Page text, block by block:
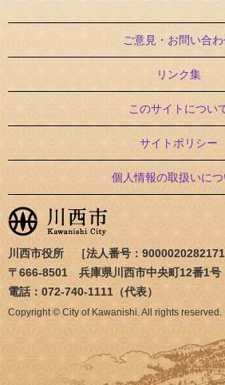
ご意見・お問い合
リンク集
このサイトについ
サイトポリシー
個人情報の取扱いにつ
川西市役所 ［法人番号：9000020282171
〒666-8501 兵庫県川西市中央町12番1
電話：072-740-1111（代表）
Copyright © City of Kawanishi. All rights reserved.